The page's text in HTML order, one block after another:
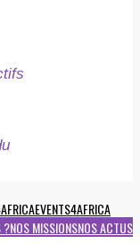
EVENTS4AFRICA
NOS ACTUS
NOS MISSIONS
?